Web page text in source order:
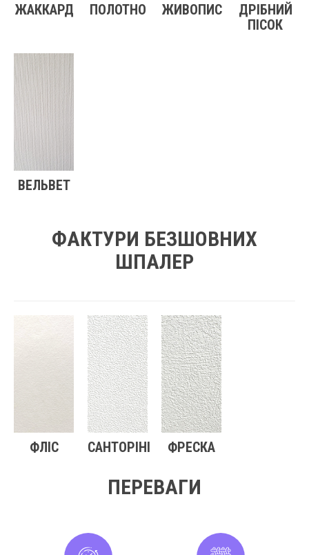
ЖАККАРД ПОЛОТНО ЖИВОПИС
ДРІБНИЙ
ПІСОК
ВЕЛЬВЕТ
ФАКТУРИ БЕЗШОВНИХ
ШПАЛЕР
ФЛІС САНТОРІНІ ФРЕСКА
ПЕРЕВАГИ